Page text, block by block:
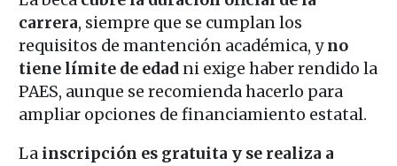
carrera, siempre que se cumplan los
requisitos de mantención académica, yno
tiene límite de edadni exige haber rendido la
PAES, aunque se recomienda hacerlo para
ampliar opciones de financiamiento estatal.
La inscripción es gratuita y se realiza a